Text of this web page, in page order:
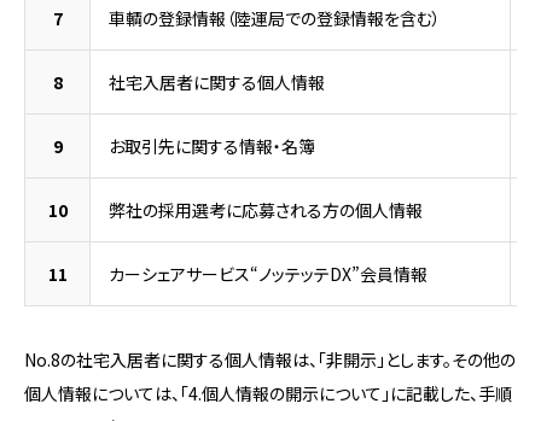
7 車輌の登録情報（陸運局での登録情報を含む）
8 社宅入居者に関する個人情報
9 お取引先に関する情報・名簿
10 弊社の採用選考に応募される方の個人情報
11 カーシェアサービス“ノッテッテDX”会員情報
No.8の社宅入居者に関する個人情報は、「非開示」とします。その他の
個人情報については、「4.個人情報の開示について」に記載した、手順